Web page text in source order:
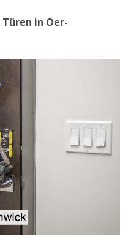
in Oer-